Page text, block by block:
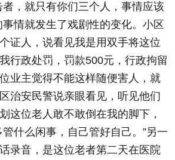
者，就只有你们三个人，事情应该
情就发生了戏剧性的变化。小区
证人，说看见我是用双手将这位
行政处罚，罚款500元，行政拘留
业主觉得不能这样随便害人，就
治安民警说亲眼看见，听见他们
这位老人敢不敢倒在我的脚下，
什么闲事，自己管好自己。”另一
录音，是这位老者第二天在医院